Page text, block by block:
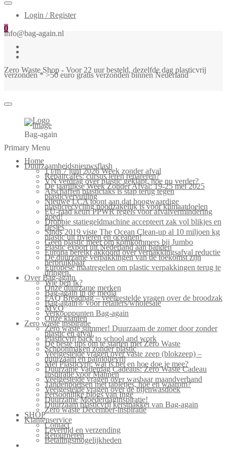
Login / Register
0
info@bag-again.nl
Zero Waste Shop - Voor 22 uur besteld, dezelfde dag plasticvrij
verzonden * >50 euro gratis verzonden binnen Nederland
Bag-again
Primary Menu
Home
Duurzaamheidsnieuwsflash
1 t/m 7 juni 2026 Week zonder afval
Repaircafés: cursus leren repareren?
VN verdrag over plastic geklapt, hoe nu verder?
De jaarlijkse Week Zonder Afval: 19-25 mei 2025
Afschaffen plastictaks is stap terug tegen
plasticvervuiling
Nieuwe LCA toont aan dat hoogwaardige
plasticrecycling noodzakelijk is voor klimaatdoelen
EU-raad keurt PPWR regels voor afvalvermindering
goed!
Droppie statiegeldmachine accepteert zak vol blikjes en
flesjes
Sinds 2019 viste The Ocean Clean-up al 10 miljoen kg
plastic uit rivieren en oceanen!
Geen plastic meer om komkommers bij Jumbo
Plastic export uit Nederland aan banden
Europa bereikt akkoord over verpakkingsafval reductie
De duurzame verpakkingen van de toekomst zijn
herbruikbaar
Europese maatregelen om plastic verpakkingen terug te
dringen.
Over Bag-again
Wie ben ik?
Onze duurzame merken
Bag-again in de media
FAQ Breadbag – veelgestelde vragen over de broodzak
Bag-again® voor retailers/wholesale
MVO
Verkooppunten Bag-again
Onze klanten
Zero waste inspiratie
Zero waste summer! Duurzaam de zomer door zonder
plastic en afval.
Plasticvrij back to school and work
De beste tips om te starten met Zero Waste
Schoonmaken zonder plastic
Veelgestelde vragen over vaste zeep (blokzeep) –
duurzaam en palmolievrij
Mei Plasticvrij: wat is het en hoe doe je mee?
Duurzame Vaderdag Cadeaus: Zero Waste Cadeau
Inspiratie voor Mannen
Veelgestelde vragen over wasbaar maandverband
Tandenpoetsen met tabletjes, hoe en waarom?
Veelgestelde vragen over de bijenwasdoek
Persoonlijke blogs van Inge
Duurzame Moederdaginspiratie!
Duurzaam plasticvrij kerstpakket van Bag-again
Zero waste December-inspiratie
SHOP
Klantenservice
Contact
Levertijd en verzending
Retourneren
Betalingsmogelijkheden